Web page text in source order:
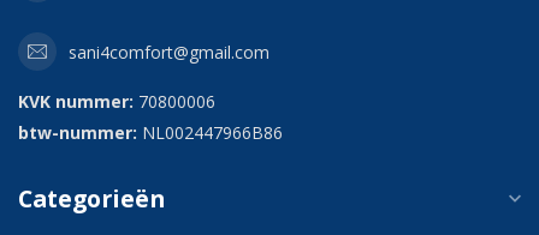
sani4comfort@gmail.com
KVK nummer: 70800006
btw-nummer: NL002447966B86
Categorieën